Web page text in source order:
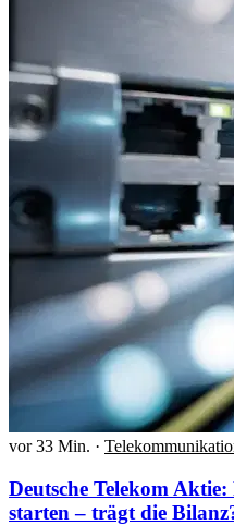
vor 33 Min. ·
Deutsche Telekom
starten – trägt die